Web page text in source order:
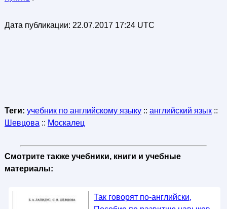
Дата публикации: 22.07.2017 17:24 UTC
Теги: учебник по английскому языку:: английский язык::
Шевцова :: Москалец
Смотрите также учебники, книги и учебные
материалы:
Так говорят по-английски,